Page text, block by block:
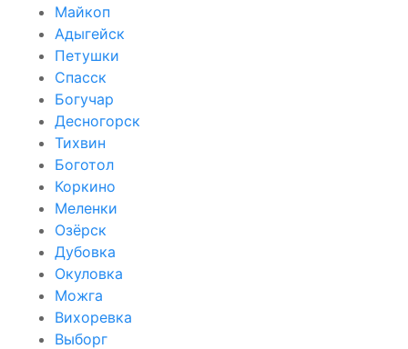
Майкоп
Адыгейск
Петушки
Спасск
Богучар
Десногорск
Тихвин
Боготол
Коркино
Меленки
Озёрск
Дубовка
Окуловка
Можга
Вихоревка
Выборг